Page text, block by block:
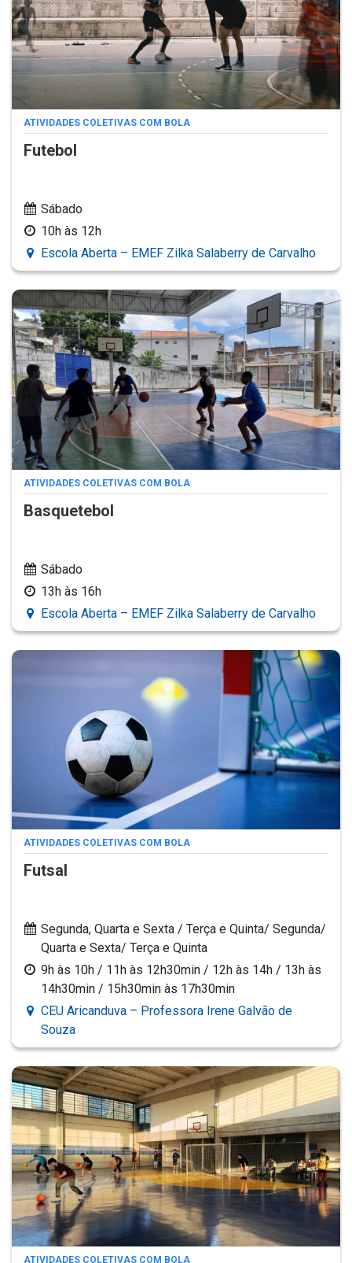
ATIVIDADES COLETIVAS COM BOLA
Futebol
Sábado
10h às 12h
Escola Aberta – EMEF Zilka Salaberry de Carvalho
ATIVIDADES COLETIVAS COM BOLA
Basquetebol
Sábado
13h às 16h
Escola Aberta – EMEF Zilka Salaberry de Carvalho
ATIVIDADES COLETIVAS COM BOLA
Futsal
Segunda, Quarta e Sexta / Terça e Quinta/ Segunda/
Quarta e Sexta/ Terça e Quinta
9h às 10h / 11h às 12h30min / 12h às 14h / 13h às
14h30min / 15h30min às 17h30min
CEU Aricanduva – Professora Irene Galvão de
Souza
ATIVIDADES COLETIVAS COM BOLA